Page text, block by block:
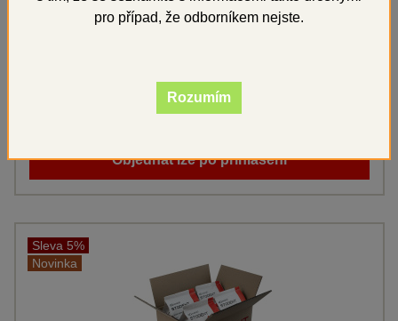
EVERALL7
Objednat lze po přihlášení
Sleva 5%
Novinka
pro případ, že odborníkem nejste.
Rozumím